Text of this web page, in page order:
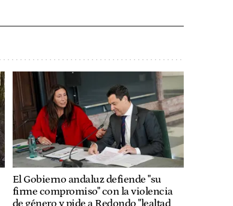
El Gobierno andaluz defiende "su
firme compromiso" con la violencia